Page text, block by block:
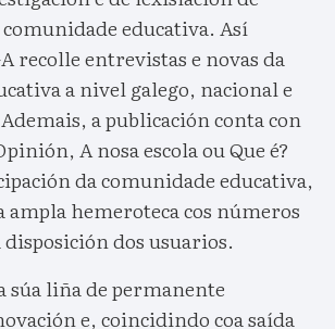
educativa. Así
recolle entrevistas e novas da
a nivel galego, nacional e
a publicación conta con
A nosa escola ou Que é?
da comunidade educativa,
ampla hemeroteca cos números
disposición dos usuarios.
súa liña de permanente
e, coincidindo coa saída